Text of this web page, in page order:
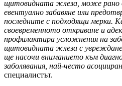
щитовидната жлеза, може рано
евентуално забавяне или
последните с подходящи мерки.
своевременното откриване и
профилактира усложнения на
щитовидната жлеза с увреждане
ще насочи вниманието към
заболявания, най-често
специалистът.